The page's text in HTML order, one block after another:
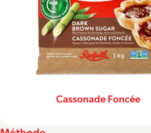
Cassonade Foncée